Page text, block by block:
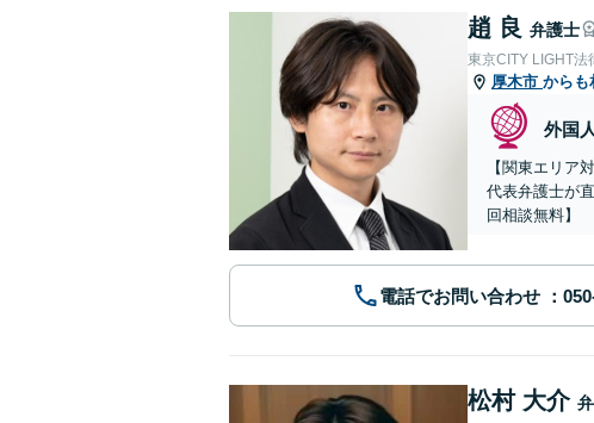
趙 良 弁護士
東京CITY LIGHT法
厚木市 からも
外国
【関東エリア
代表弁護士が
回相談無料】
電話でお問い合わせ
松村 大介